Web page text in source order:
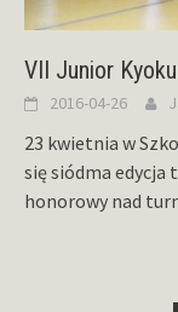
VII Junior
2016-04-26
23 kwietnia w
się siódma edycja
honorowy nad